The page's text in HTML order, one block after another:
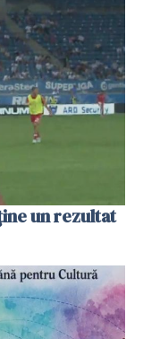
un rezultat